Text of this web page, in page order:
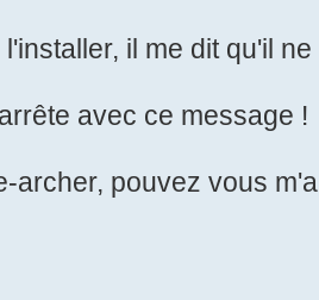
il me dit qu'il
avec ce message !
archer, pouvez vous